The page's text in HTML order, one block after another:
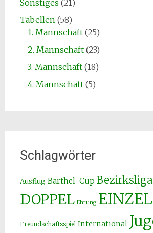
Sonstiges (21)
Tabellen(58)
1. Mannschaft(25)
2. Mannschaft(23)
3. Mannschaft(18)
4. Mannschaft(5)
Schlagwörter
Ausflug Barthel-Cup Bezirksliga
DOPPEL Ehrung EINZEL
Freundschaftsspiel International